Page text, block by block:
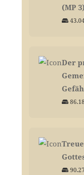
(MP 3)
Der